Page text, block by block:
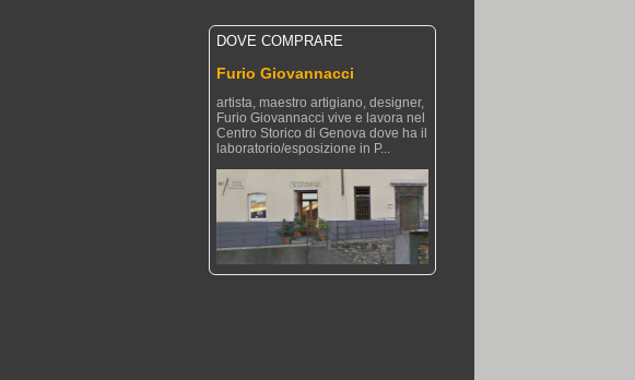
DOVE COMPRARE
Furio Giovannacci
artista, maestro artigiano, designer,
Furio Giovannacci vive e lavora nel
Centro Storico di Genova dove ha il
laboratorio/esposizione in P...